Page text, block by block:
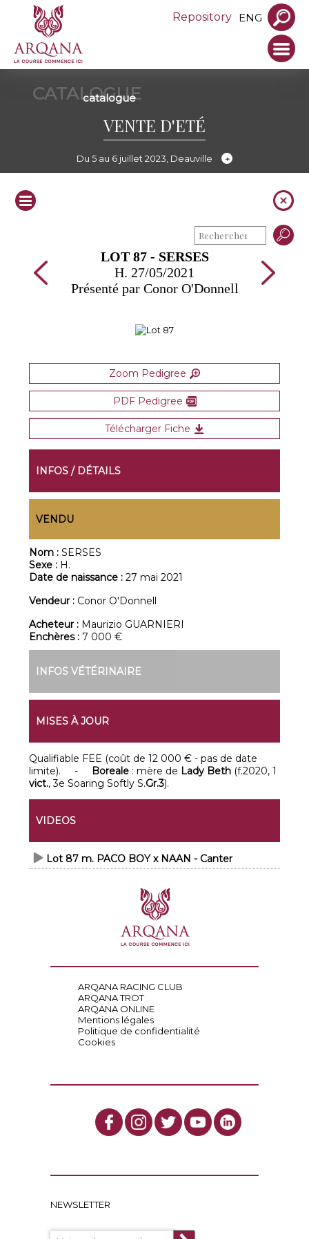
Repository ENG
CATALOGUE
catalogue
VENTE D'ETÉ
Du 5 au 6 juillet 2023, Deauville
LOT 87 - SERSES
H. 27/05/2021
Présenté par Conor O'Donnell
Zoom Pedigree
PDF Pedigree
Télécharger Fiche
INFOS / DÉTAILS
VENDU
Nom :SERSES
Sexe : H.
Date de naissance :27 mai 2021
Vendeur : Conor O'Donnell
Acheteur : Maurizio GUARNIERI
Enchères :7 000 €
INFOS VÉTÉRINAIRE
MISES À JOUR
Qualifiable FEE (coût de 12 000 € - pas de date
limite). - Boreale : mère de Lady Beth (f.2020, 1
vict., 3e Soaring Softly S.Gr.3).
VIDEOS
Lot 87 m. PACO BOY x NAAN - Canter
ARQANA RACING CLUB
ARQANA TROT
ARQANA ONLINE
Mentions légales
Politique de confidentialité
Cookies
NEWSLETTER